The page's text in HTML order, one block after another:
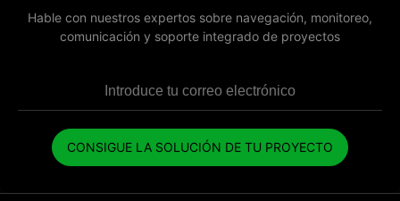
Hable con nuestros expertos sobre navegación, monitoreo,
comunicación y soporte integrado de proyectos
CONSIGUE LA SOLUCIÓN DE TU PROYECTO